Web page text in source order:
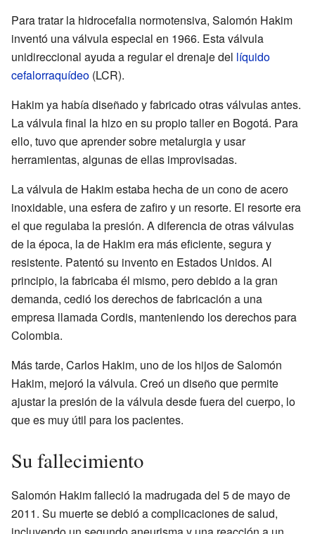
Para tratar la hidrocefalia normotensiva, Salomón Hakim
inventó una válvula especial en 1966. Esta válvula
unidireccional ayuda a regular el drenaje del líquido
cefalorraquídeo (LCR).
Hakim ya había diseñado y fabricado otras válvulas antes.
La válvula final la hizo en su propio taller en Bogotá. Para
ello, tuvo que aprender sobre metalurgia y usar
herramientas, algunas de ellas improvisadas.
La válvula de Hakim estaba hecha de un cono de acero
inoxidable, una esfera de zafiro y un resorte. El resorte era
el que regulaba la presión. A diferencia de otras válvulas
de la época, la de Hakim era más eficiente, segura y
resistente. Patentó su invento en Estados Unidos. Al
principio, la fabricaba él mismo, pero debido a la gran
demanda, cedió los derechos de fabricación a una
empresa llamada Cordis, manteniendo los derechos para
Colombia.
Más tarde, Carlos Hakim, uno de los hijos de Salomón
Hakim, mejoró la válvula. Creó un diseño que permite
ajustar la presión de la válvula desde fuera del cuerpo, lo
que es muy útil para los pacientes.
Su fallecimiento
Salomón Hakim falleció la madrugada del 5 de mayo de
2011. Su muerte se debió a complicaciones de salud,